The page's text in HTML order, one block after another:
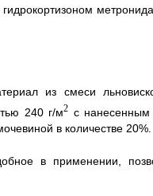
из смеси
240 г/м2 с нанесенным
в количестве 20%.
в применении,